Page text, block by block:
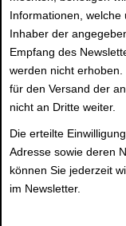
Informationen,
Inhaber der
Empfang des
werden nicht
für den Versand der
nicht an Dritte weiter.
Die erteilte
Adresse sowie deren
können Sie jederzeit
im Newsletter.